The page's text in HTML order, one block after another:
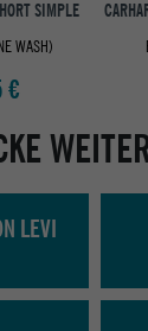
SIMPLE
WASH)
€
LEVI